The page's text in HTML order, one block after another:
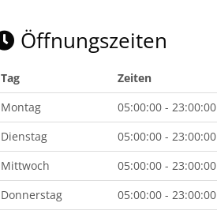
Öffnungszeiten
Tag
Zeiten
Montag
05:00:00 - 23:00:00
Dienstag
05:00:00 - 23:00:00
Mittwoch
05:00:00 - 23:00:00
Donnerstag
05:00:00 - 23:00:00